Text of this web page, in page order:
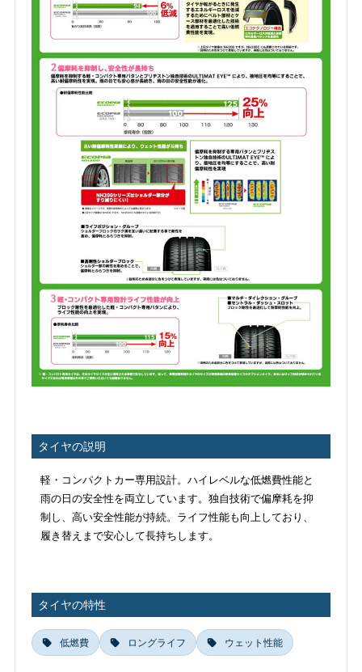
タイヤの説明
軽・コンパクトカー専用設計。ハイレベルな低燃費性能と
雨の日の安全性を両立しています。独自技術で偏摩耗を抑
制し、高い安全性能が持続。ライフ性能も向上しており、
履き替えまで安心して長持ちします。
タイヤの特性
低燃費 ロングライフ ウェット性能